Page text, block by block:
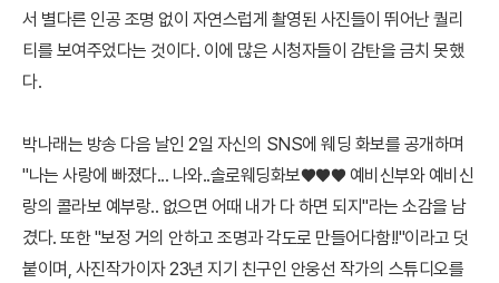
서 별다른 인공 조명 없이 자연스럽게 촬영된 사진들이 뛰어난 퀄리
티를 보여주었다는 것이다. 이에 많은 시청자들이 감탄을 금치 못했
다.
박나래는 방송 다음 날인 2일 자신의 SNS에 웨딩 화보를 공개하며
"나는 사랑에 빠졌다... 나와..솔로웨딩화보♥♥♥ 예비신부와 예비신
랑의 콜라보 예부랑.. 없으면 어때 내가 다 하면 되지"라는 소감을 남
겼다. 또한 "보정 거의 안하고 조명과 각도로 만들어다함!!"이라고 덧
붙이며, 사진작가이자 23년 지기 친구인 안웅선 작가의 스튜디오를